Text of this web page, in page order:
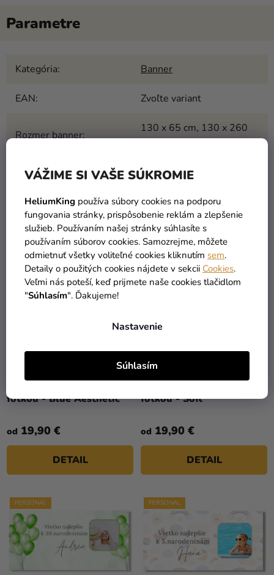
VÁŽIME SI VAŠE SÚKROMIE
HeliumKing používa súbory cookies na podporu
fungovania stránky, prispôsobenie reklám a zlepšenie
služieb. Používaním našej stránky súhlasíte s
používaním súborov cookies. Samozrejme, môžete
odmietnuť všetky voliteľné cookies kliknutím sem.
Detaily o použitých cookies nájdete v sekcii Cookies.
Veľmi nás poteší, keď prijmete naše cookies tlačidlom
"Súhlasím". Ďakujeme!
Nastavenie
Súhlasím
Kategória: Banner
EAN: Zvoľte variant
Rozmer banner:
130 x 65 cm, 130 x 260
cm
PODOBNÉ PRODUKTY
PERSONAL
fotkou - Blue Aesthetic
od 19,90 €
DETAIL
PERSONAL
fotkou - Soft
od 19,90 €
DETAIL
PERSONAL PERSONAL